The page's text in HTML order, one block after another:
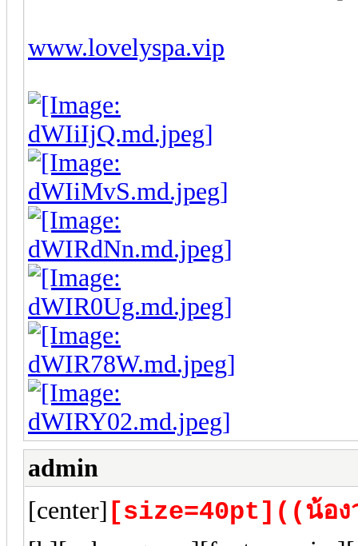
www.lovelyspa.vip
admin
[center] [size=40pt]((น้อ